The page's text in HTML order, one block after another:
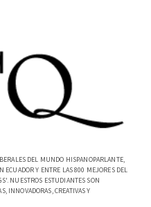
DEL MUNDO HISPANOPARLANTE,
ECUADOR Y ENTRE LAS 800 MEJORES DEL
NUESTROS ESTUDIANTES SON
INNOVADORAS, CREATIVAS Y